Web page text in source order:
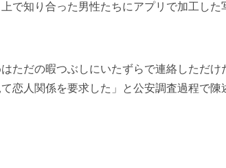
で知り合った男性たちにアプリで加工し
ただの暇つぶしにいたずらで連絡しただ
恋人関係を要求した」と公安調査過程で陳